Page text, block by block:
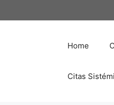
al
Home
Citas